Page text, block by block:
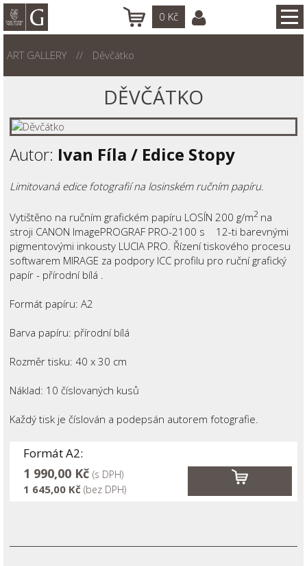
0 Kč
ART GALLERY Děvčátko
DĚVČÁTKO
Autor: Ivan Fíla / Edice Stopy
Limitovaná edice fotografií na losinském ručním papíru.
Vytištěno na ručním grafickém papíru LOSÍN 200 g/m2 na
stroji CANON ImagePROGRAF PRO-2100 s 12-ti barevnými
pigmentovými inkousty LUCIA PRO. Řízení tiskového procesu
softwarem MIRAGE za podpory ICC profilu pro ruční grafický
papír - přírodní bílá .
Formát papíru: A2
Barva papíru: přírodní bílá
Rozměr tisku: 40 x 30 cm
Náklad: 10 číslovaných kusů
Každý tisk je číslován a podepsán autorem fotografie.
Formát A2:
1 990,00 Kč (s DPH)
1 645,00 Kč (bez DPH)